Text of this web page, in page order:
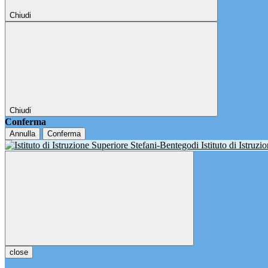
Chiudi
Chiudi
Conferma
Annulla Conferma
Istituto di
close